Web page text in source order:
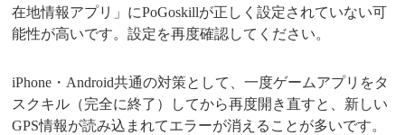
在地情報アプリ」にPoGoskillが正しく設定されていない可
能性が高いです。設定を再度確認してください。
iPhone・Android共通の対策として、一度ゲームアプリをタ
スクキル（完全に終了）してから再度開き直すと、新しい
GPS情報が読み込まれてエラーが消えることが多いです。